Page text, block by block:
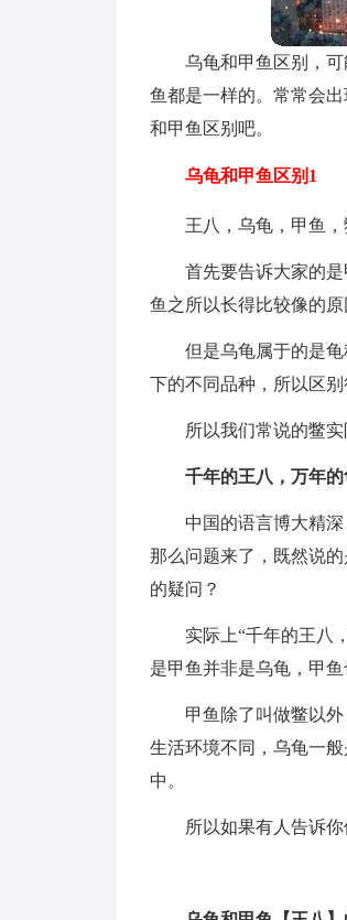
乌龟和甲鱼区别，
鱼都是一样的。常常会
和甲鱼区别吧。
乌龟和甲鱼区别1
王八，乌龟，甲鱼
首先要告诉大家的
鱼之所以长得比较像的
但是乌龟属于的是
下的不同品种，所以区别
所以我们常说的鳖
千年的王八，万年
中国的语言博大精
那么问题来了，既然说
的疑问？
实际上“千年的王八
是甲鱼并非是乌龟，甲鱼
甲鱼除了叫做鳖以
生活环境不同，乌龟一
中。
所以如果有人告诉